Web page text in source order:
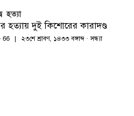
হত্যা
হত্যায় দুই কিশোরের কারাদণ্ড
66 ২৩শে শ্রাবণ, ১৪৩৩ বঙ্গাব্দ · সন্ধ্যা